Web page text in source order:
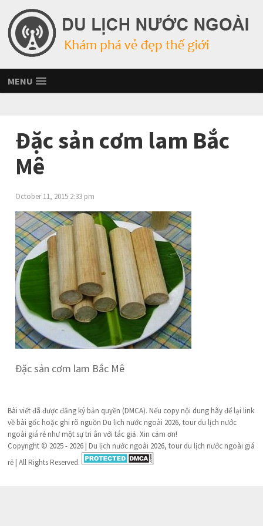
MENU
Đặc sản cơm lam Bắc
Mê
October 11, 2015 2:33 pm
Đặc sản cơm lam Bắc Mê
Bài viết đã được đăng ký bản quyền (DMCA). Nếu copy nội dung hãy để lại link
về bài gốc hoặc ghi rõ nguồn Du lịch nước ngoài 2026, tour du lịch nước
ngoài giá rẻ như một sự tri ân với tác giả. Xin cảm ơn!
Copyright © 2025 - 2026 | Du lịch nước ngoài 2026, tour du lịch nước ngoài giá
rẻ | All Rights Reserved.